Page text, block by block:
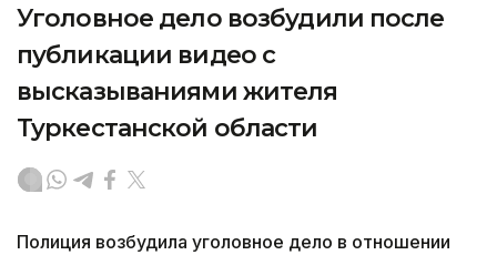
Уголовное дело возбудили после
публикации видео с
высказываниями жителя
Туркестанской области
Полиция возбудила уголовное дело в отношении